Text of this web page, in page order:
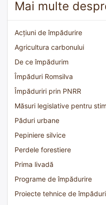
Mai multe
Acțiuni de împădurire
Agricultura carbonului
De ce împădurim
Împăduri Romsilva
Împăduriri prin PNRR
Măsuri legislative pentru
Păduri urbane
Pepiniere silvice
Perdele forestiere
Prima livadă
Programe de împădurire
Proiecte tehnice de